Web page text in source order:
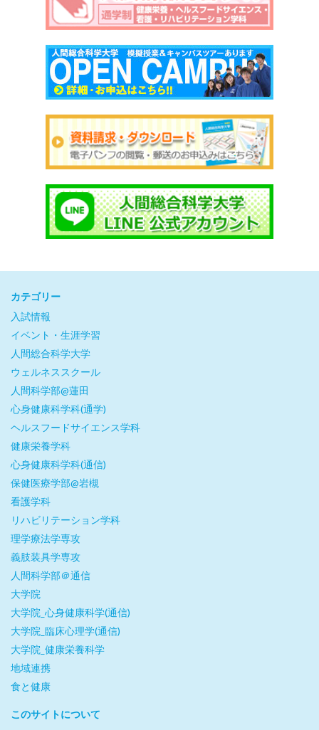
カテゴリー
入試情報
イベント・生涯学習
人間総合科学大学
ウェルネススクール
人間科学部@蓮田
心身健康科学科(通学)
ヘルスフードサイエンス学科
健康栄養学科
心身健康科学科(通信)
保健医療学部@岩槻
看護学科
リハビリテーション学科
理学療法学専攻
義肢装具学専攻
人間科学部＠通信
大学院
大学院_心身健康科学(通信)
大学院_臨床心理学(通信)
大学院_健康栄養科学
地域連携
食と健康
このサイトについて